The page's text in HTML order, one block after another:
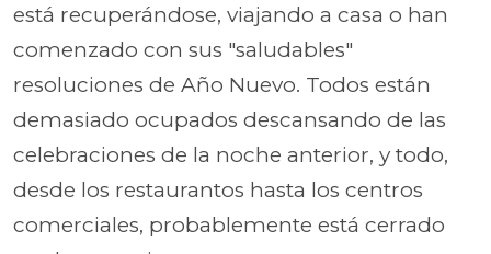
está recuperándose, viajando a casa o han
comenzado con sus "saludables"
resoluciones de Año Nuevo. Todos están
demasiado ocupados descansando de las
celebraciones de la noche anterior, y todo,
desde los restaurantos hasta los centros
comerciales, probablemente está cerrado